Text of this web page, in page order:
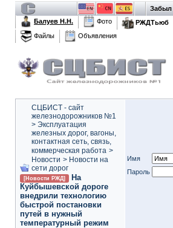
Забыл
Балуев Н.Н.
Фото РЖДТьюб
Файлы
Объявления
СЦБИСТ - сайт
железнодорожников №1
> Эксплуатация
железных дорог, вагоны,
контактная сеть, связь,
коммерческая работа >
Новости > Новости на
сети дорог
[Новости РЖД]
На
Куйбышевской дороге
внедрили технологию
быстрой постановки
путей в нужный
температурный режим
Имя
Пароль